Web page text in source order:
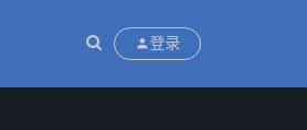
登录